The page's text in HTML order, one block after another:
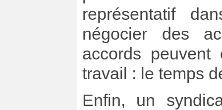
représentatif
négocier des
accords
travail : le temps
Enfin, un